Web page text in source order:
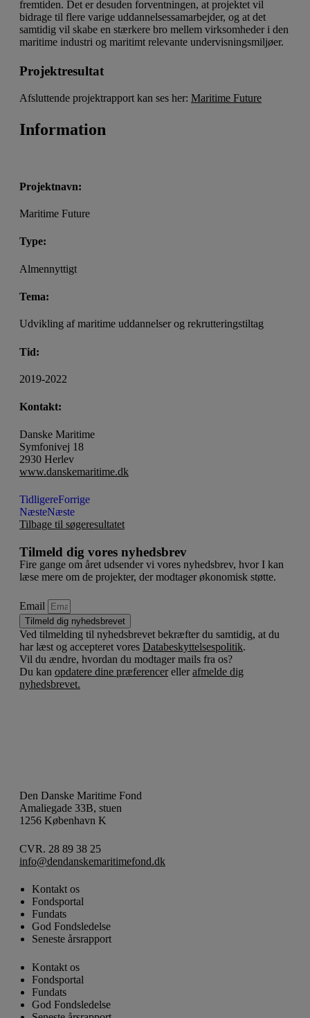
fremtiden. Det er desuden forventningen, at projektet vil
bidrage til flere varige uddannelsessamarbejder, og at det
samtidig vil skabe en stærkere bro mellem virksomheder i den
maritime industri og maritimt relevante undervisningsmiljøer.
Projektresultat
Afsluttende projektrapport kan ses her: Maritime Future
Information
Projektnavn:
Maritime Future
Type:
Almennyttigt
Tema:
Udvikling af maritime uddannelser og rekrutteringstiltag
Tid:
2019-2022
Kontakt:
Danske Maritime
Symfonivej 18
2930 Herlev
www.danskemaritime.dk
TidligereForrige
NæsteNæste
Tilbage til søgeresultatet
Tilmeld dig vores nyhedsbrev
Fire gange om året udsender vi vores nyhedsbrev, hvor I kan
læse mere om de projekter, der modtager økonomisk støtte.
Email
Tilmeld dig nyhedsbrevet
Ved tilmelding til nyhedsbrevet bekræfter du samtidig, at du
har læst og accepteret vores Databeskyttelsespolitik.
Vil du ændre, hvordan du modtager mails fra os?
Du kan opdatere dine præferencerellerafmelde dig
nyhedsbrevet.
Den Danske Maritime Fond
Amaliegade 33B, stuen
1256 København K
CVR. 28 89 38 25
info@dendanskemaritimefond.dk
Kontakt os
Fondsportal
Fundats
God Fondsledelse
Seneste årsrapport
Kontakt os
Fondsportal
Fundats
God Fondsledelse